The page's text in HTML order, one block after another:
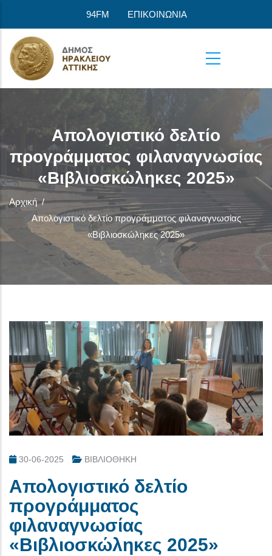
94FM ΕΠΙΚΟΙΝΩΝΙΑ
Απολογιστικό δελτίο
προγράμματος φιλαναγνωσίας
«Βιβλιοσκώληκες 2025»
Αρχική /
Απολογιστικό δελτίο προγράμματος φιλαναγνωσίας
«Βιβλιοσκώληκες 2025»
30-06-2025 ΒΙΒΛΙΟΘΗΚΗ
Απολογιστικό δελτίο
προγράμματος
φιλαναγνωσίας
«Βιβλιοσκώληκες 2025»